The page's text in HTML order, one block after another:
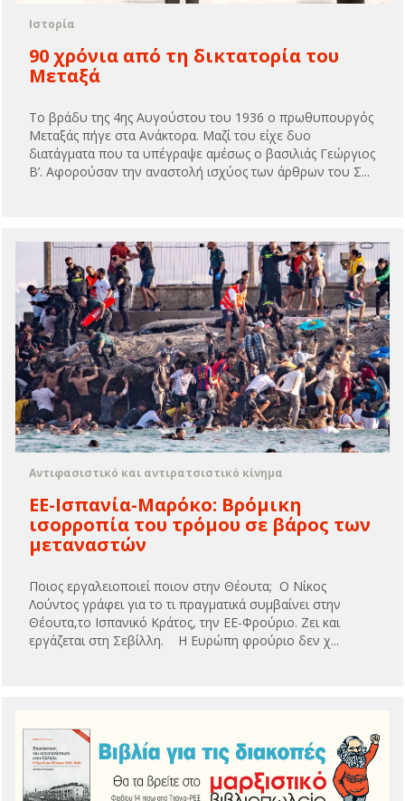
Ιστορία
90 χρόνια από τη δικτατορία του
Μεταξά
Το βράδυ της 4ης Αυγούστου του 1936 ο πρωθυπουργός
Μεταξάς πήγε στα Ανάκτορα. Μαζί του είχε δυο
διατάγματα που τα υπέγραψε αμέσως ο βασιλιάς Γεώργιος
Β’. Αφορούσαν την αναστολή ισχύος των άρθρων του Σ...
Αντιφασιστικό και αντιρατσιστικό κίνημα
ΕΕ-Ισπανία-Μαρόκο: Βρόμικη
ισορροπία του τρόμου σε βάρος των
μεταναστών
Ποιος εργαλειοποιεί ποιον στην Θέουτα; Ο Νίκος
Λούντος γράφει για το τι πραγματικά συμβαίνει στην
Θέουτα,το Ισπανικό Κράτος, την ΕΕ-Φρούριο. Zει και
εργάζεται στη Σεβίλλη. Η Ευρώπη φρούριο δεν χ...